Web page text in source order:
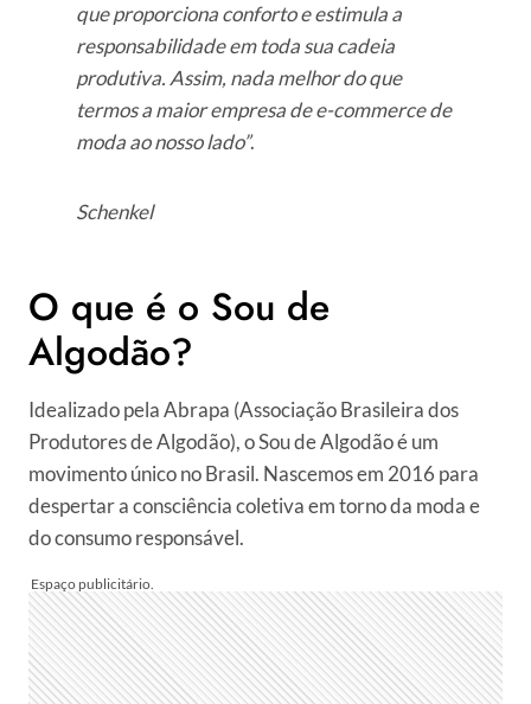
que proporciona conforto e estimula a
responsabilidade em toda sua cadeia
produtiva. Assim, nada melhor do que
termos a maior empresa de e-commerce de
moda ao nosso lado”.
Schenkel
O que é o Sou de
Algodão?
Idealizado pela Abrapa (Associação Brasileira dos
Produtores de Algodão), o Sou de Algodão é um
movimento único no Brasil. Nascemos em 2016 para
despertar a consciência coletiva em torno da moda e
do consumo responsável.